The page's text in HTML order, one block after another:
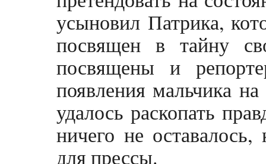
усыновил Патрика,
посвящен в тайну
посвящены и
появления мальчика
удалось раскопать
ничего не оставалось,
для прессы.